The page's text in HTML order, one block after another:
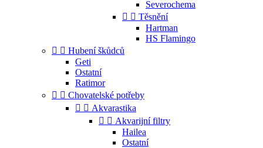
Severochema
  Těsnění
Hartman
HS Flamingo
  Hubení škůdců
Geti
Ostatní
Ratimor
  Chovatelské potřeby
  Akvarastika
  Akvarijní filtry
Hailea
Ostatní